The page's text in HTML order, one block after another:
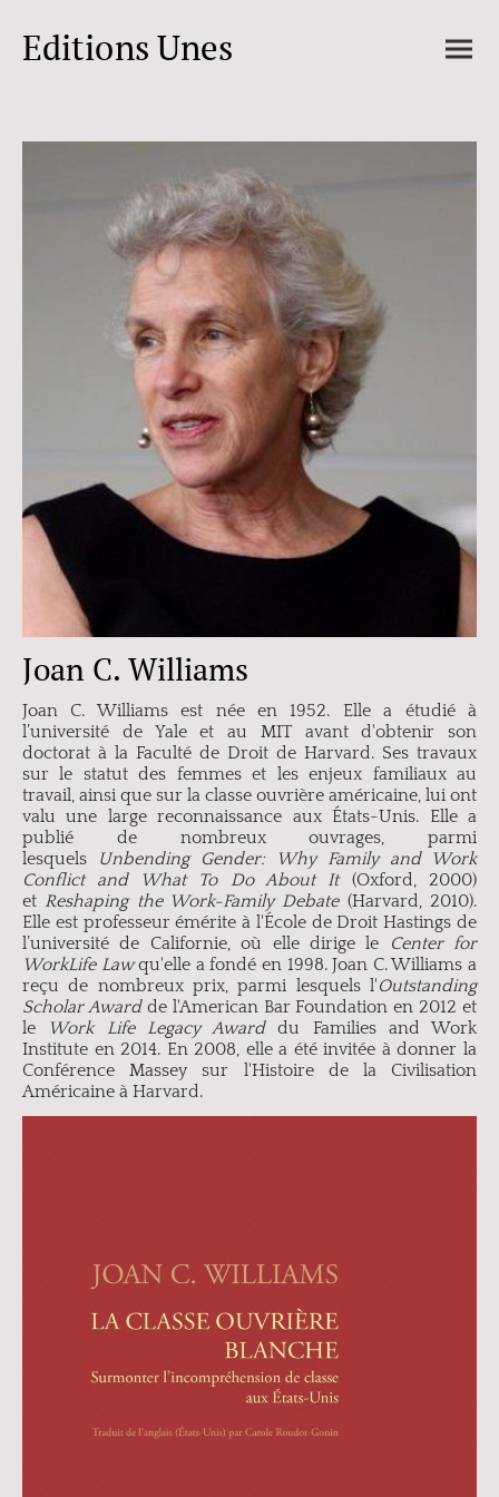
Editions Unes
Joan C. Williams
Joan C. Williams est née en 1952. Elle a étudié à
l’université de Yale et au MIT avant d'obtenir son
doctorat à la Faculté de Droit de Harvard. Ses travaux
sur le statut des femmes et les enjeux familiaux au
travail, ainsi que sur la classe ouvrière américaine, lui ont
valu une large reconnaissance aux États-Unis. Elle a
publié de nombreux ouvrages, parmi
lesquels
Unbending Gender: Why Family and Work
Conflict and What To Do About It (Oxford, 2000)
et Reshaping the Work-Family Debate(Harvard, 2010).
Elle est professeur émérite à l'École de Droit Hastings de
l’université de Californie, où elle dirige le
Center for
WorkLife Lawqu'elle a fondé en 1998. Joan C. Williams a
reçu de nombreux prix, parmi lesquels l'Outstanding
Scholar Awardde l'American Bar Foundation en 2012 et
le Work Life Legacy Awarddu Families and Work
Institute en 2014. En 2008, elle a été invitée à donner la
Conférence Massey sur l'Histoire de la Civilisation
Américaine à Harvard.